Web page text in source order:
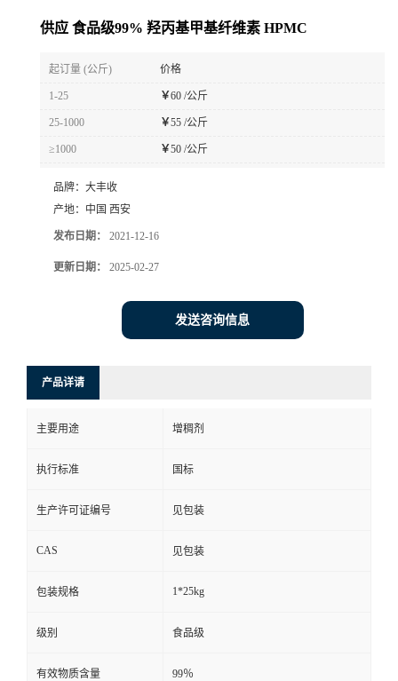
供应 食品级99% 羟丙基甲基纤维素 HPMC
起订量 (公斤) 价格
1-25 ￥60 /公斤
25-1000 ￥55 /公斤
≥1000 ￥50 /公斤
品牌： 大丰收
产地： 中国 西安
发布日期： 2021-12-16
更新日期： 2025-02-27
发送咨询信息
产品详请
主要用途 增稠剂
执行标准 国标
生产许可证编号 见包装
CAS 见包装
包装规格 1*25kg
级别 食品级
有效物质含量 99％